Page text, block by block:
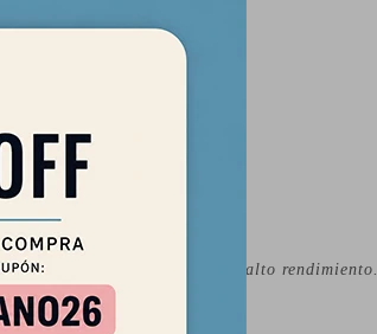
superior, flexibilidad y alto rendimiento.